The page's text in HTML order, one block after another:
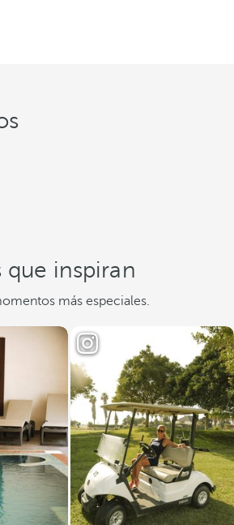
que inspiran
más especiales.